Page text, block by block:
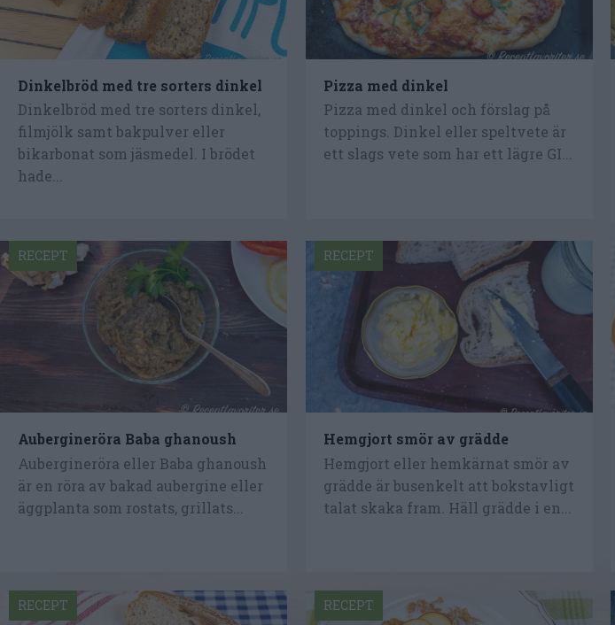
Dinkelbröd med tre sorters dinkel
Dinkelbröd med tre sorters dinkel,
filmjölk samt bakpulver eller
bikarbonat som jäsmedel. I brödet
hade...
Pizza med dinkel
Pizza med dinkel och förslag på
toppings. Dinkel eller speltvete är
ett slags vete som har ett lägre GI...
Aubergineröra Baba ghanoush
Aubergineröra eller Baba ghanoush
är en röra av bakad aubergine eller
äggplanta som rostats, grillats...
RECEPT
Hemgjort smör av grädde
Hemgjort eller hemkärnat smör av
grädde är busenkelt att bokstavligt
talat skaka fram. Häll grädde i en...
RECEPT
RECEPT RECEPT